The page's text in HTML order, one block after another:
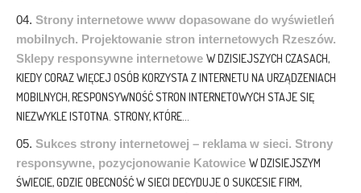
Strony internetowe www dopasowane do wyświetleń
mobilnych. Projektowanie stron internetowych Rzeszów.
Sklepy responsywne internetowe W DZISIEJSZYCH CZASACH,
KIEDY CORAZ WIĘCEJ OSÓB KORZYSTA Z INTERNETU NA URZĄDZENIACH
MOBILNYCH, RESPONSYWNOŚĆ STRON INTERNETOWYCH STAJE SIĘ
NIEZWYKLE ISTOTNA. STRONY, KTÓRE...
Sukces strony internetowej – reklama w sieci. Strony
responsywne, pozycjonowanie Katowice W DZISIEJSZYM
ŚWIECIE, GDZIE OBECNOŚĆ W SIECI DECYDUJE O SUKCESIE FIRM,